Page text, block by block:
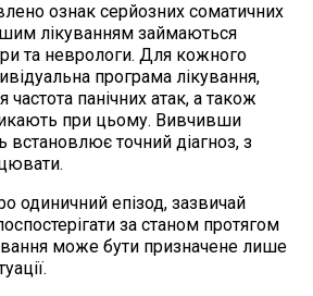
ознак серйозних соматичних
лікуванням займаються
та неврологи. Для кожного
програма лікування,
панічних атак, а також
при цьому. Вивчивши
встановлює точний діагноз, з
одиничний епізод, зазвичай
за станом протягом
може бути призначене лише